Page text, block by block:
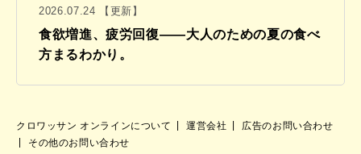
2026.07.24 【更新】
食欲増進、疲労回復——大人のための夏の食べ
方まるわかり。
クロワッサン オンラインについて 運営会社
広告のお問い合わせ
その他のお問い合わせ